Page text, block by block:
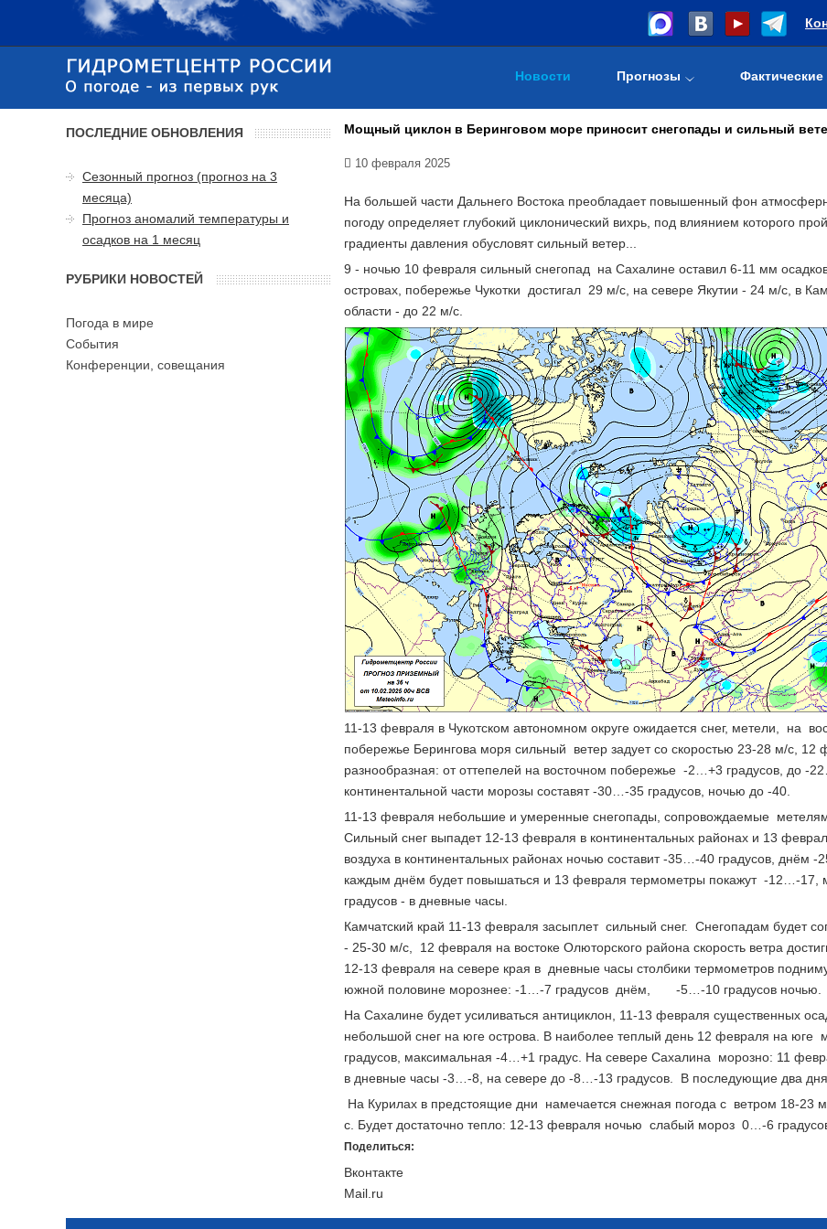
Новости Прогнозы
Мощный циклон в Беринговом море приносит снегопады и сильный
10 февраля 2025
На большей части Дальнего Востока преобладает повышенный фон
погоду определяет глубокий циклонический вихрь, под влиянием которого
градиенты давления обусловят сильный ветер...
9 - ночью 10 февраля сильный снегопад на Сахалине оставил 6-11 мм
островах, побережье Чукотки достигал 29 м/с, на севере Якутии - 24 м/с, в
области - до 22 м/с.
11-13 февраля в Чукотском автономном округе ожидается снег, метели, на
побережье Берингова моря сильный ветер задует со скоростью 23-28 м/с,
разнообразная: от оттепелей на восточном побережье -2…+3 градусов, до -
континентальной части морозы составят -30…-35 градусов, ночью до -40.
11-13 февраля небольшие и умеренные снегопады, сопровождаемые
Сильный снег выпадет 12-13 февраля в континентальных районах и 13
воздуха в континентальных районах ночью составит -35…-40 градусов, днём
каждым днём будет повышаться и 13 февраля термометры покажут -12…-
градусов - в дневные часы.
Камчатский край 11-13 февраля засыплет сильный снег. Снегопадам будет
- 25-30 м/с, 12 февраля на востоке Олюторского района скорость ветра
12-13 февраля на севере края в дневные часы столбики термометров
южной половине морознее: -1…-7 градусов днём, -5…-10 градусов ночью.
На Сахалине будет усиливаться антициклон, 11-13 февраля существенных
небольшой снег на юге острова. В наиболее теплый день 12 февраля на юге
градусов, максимальная -4…+1 градус. На севере Сахалина морозно: 11
в дневные часы -3…-8, на севере до -8…-13 градусов. В последующие два дня
На Курилах в предстоящие дни намечается снежная погода с ветром 18-23
с. Будет достаточно тепло: 12-13 февраля ночью слабый мороз 0…-6
Поделиться:
Вконтакте
Mail.ru
ПОСЛЕДНИЕ ОБНОВЛЕНИЯ
Сезонный прогноз (прогноз на 3
месяца)
Прогноз аномалий температуры и
осадков на 1 месяц
РУБРИКИ НОВОСТЕЙ
Погода в мире
События
Конференции, совещания